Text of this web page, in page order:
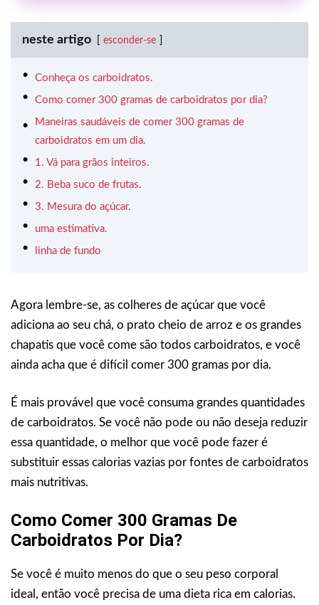
neste artigo esconder-se
Conheça os carboidratos.
Como comer 300 gramas de carboidratos por dia?
Maneiras saudáveis de comer 300 gramas de
carboidratos em um dia.
1. Vá para grãos inteiros.
2. Beba suco de frutas.
3. Mesura do açúcar.
uma estimativa.
linha de fundo
Agora lembre-se, as colheres de açúcar que você
adiciona ao seu chá, o prato cheio de arroz e os grandes
chapatis que você come são todos carboidratos, e você
ainda acha que é difícil comer 300 gramas por dia.
É mais provável que você consuma grandes quantidades
de carboidratos. Se você não pode ou não deseja reduzir
essa quantidade, o melhor que você pode fazer é
substituir essas calorias vazias por fontes de carboidratos
mais nutritivas.
Como Comer 300 Gramas De
Carboidratos Por Dia?
Se você é muito menos do que o seu peso corporal
ideal, então você precisa de uma dieta rica em calorias.